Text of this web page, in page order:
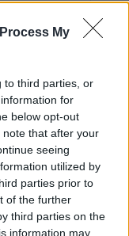
My
to third parties, or
for
below opt-out
that after your
seeing
utilized by
parties prior to
of the further
third parties on the
information may
επόμενη φορά.